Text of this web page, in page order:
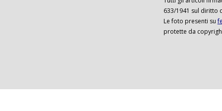
633/1941 sul diritto
Le foto presenti su
protette da